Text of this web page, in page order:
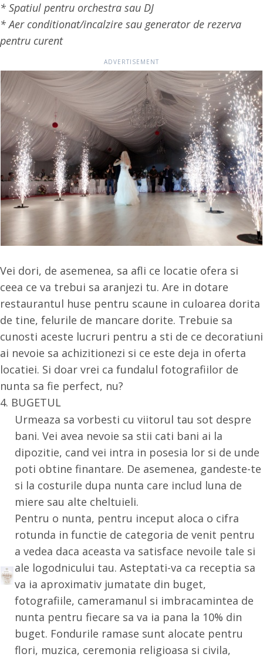
* Spatiul pentru orchestra sau DJ
* Aer conditionat/incalzire sau generator de rezerva
pentru curent
Vei dori, de asemenea, sa afli ce locatie ofera si
ceea ce va trebui sa aranjezi tu. Are in dotare
restaurantul huse pentru scaune in culoarea dorita
de tine, felurile de mancare dorite. Trebuie sa
cunosti aceste lucruri pentru a sti de ce decoratiuni
ai nevoie sa achizitionezi si ce este deja in oferta
locatiei. Si doar vrei ca fundalul fotografiilor de
nunta sa fie perfect, nu?
4. BUGETUL
Urmeaza sa vorbesti cu viitorul tau sot despre
bani. Vei avea nevoie sa stii cati bani ai la
dipozitie, cand vei intra in posesia lor si de unde
poti obtine finantare. De asemenea, gandeste-te
si la costurile dupa nunta care includ luna de
miere sau alte cheltuieli.
Pentru o nunta, pentru inceput aloca o cifra
rotunda in functie de categoria de venit pentru
a vedea daca aceasta va satisface nevoile tale si
ale logodnicului tau. Asteptati-va ca receptia sa
va ia aproximativ jumatate din buget,
fotografiile, cameramanul si imbracamintea de
nunta pentru fiecare sa va ia pana la 10% din
buget. Fondurile ramase sunt alocate pentru
flori, muzica, ceremonia religioasa si civila,